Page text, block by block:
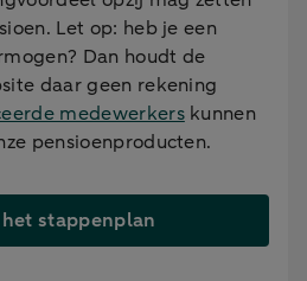
Let op: heb je een
Dan houdt de
daar geen rekening
medewerkerskunnen
pensioenproducten.
stappenplan